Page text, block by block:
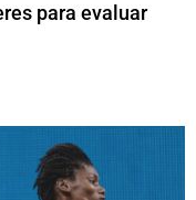
para evaluar